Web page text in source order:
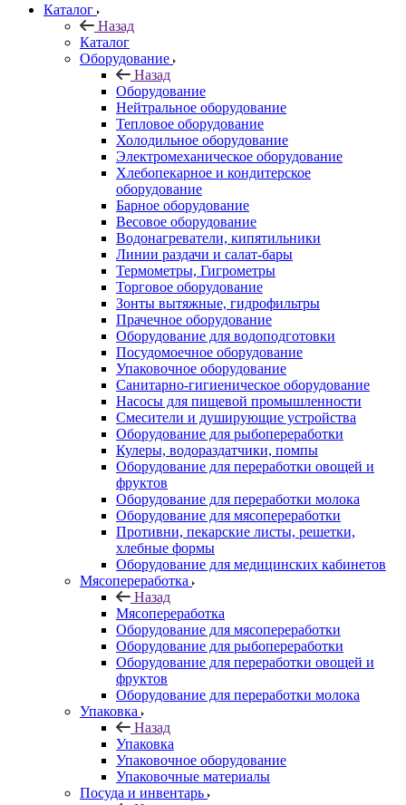
Каталог
Назад
Каталог
Оборудование
Назад
Оборудование
Нейтральное оборудование
Тепловое оборудование
Холодильное оборудование
Электромеханическое оборудование
Хлебопекарное и кондитерское
оборудование
Барное оборудование
Весовое оборудование
Водонагреватели, кипятильники
Линии раздачи и салат-бары
Термометры, Гигрометры
Торговое оборудование
Зонты вытяжные, гидрофильтры
Прачечное оборудование
Оборудование для водоподготовки
Посудомоечное оборудование
Упаковочное оборудование
Санитарно-гигиеническое оборудование
Насосы для пищевой промышленности
Смесители и душирующие устройства
Оборудование для рыбопереработки
Кулеры, водораздатчики, помпы
Оборудование для переработки овощей и
фруктов
Оборудование для переработки молока
Оборудование для мясопереработки
Противни, пекарские листы, решетки,
хлебные формы
Оборудование для медицинских кабинетов
Мясопереработка
Назад
Мясопереработка
Оборудование для мясопереработки
Оборудование для рыбопереработки
Оборудование для переработки овощей и
фруктов
Оборудование для переработки молока
Упаковка
Назад
Упаковка
Упаковочное оборудование
Упаковочные материалы
Посуда и инвентарь